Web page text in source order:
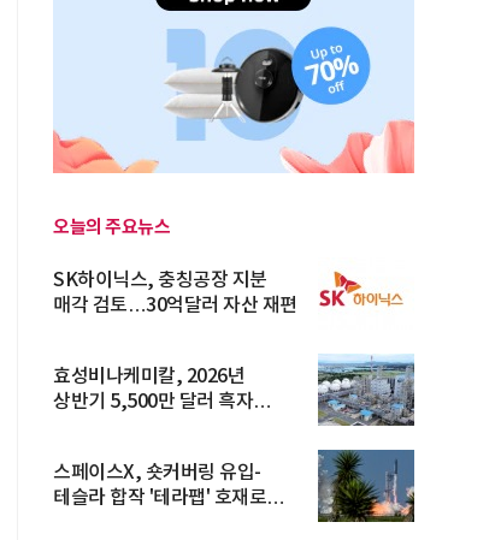
오늘의 주요뉴스
SK하이닉스, 충칭공장 지분
매각 검토…30억달러 자산 재편
효성비나케미칼, 2026년
상반기 5,500만 달러 흑자
스페이스X, 숏커버링 유입-
테슬라 합작 '테라팹' 호재로